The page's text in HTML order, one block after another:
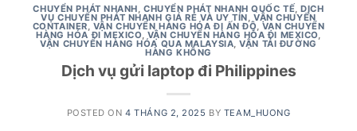
CHUYỂN PHÁT NHANH ,CHUYỂN PHÁT NHANH QUỐC TẾ ,DỊCH
VỤ CHUYỂN PHÁT NHANH GIÁ RẺ VÀ UY TÍN ,VẬN CHUYỂN
CONTAINER VẬN CHUYỂN HÀNG HÓA ĐI ẤN ĐỘ VẠN CHUYỂN
HÀNG HÓA ĐI MEXICO VẬN CHUYỂN HÀNG HÓA ĐI MEXICO
VẬN CHUYỂN HÀNG HÓA QUA MALAYSIA ,VẬN TẢI ĐƯỜNG
HÀNG KHÔNG
Dịch vụ gửi laptop đi Philippines
POSTED ON4 THÁNG 2, 2025 BY TEAM_HUONG